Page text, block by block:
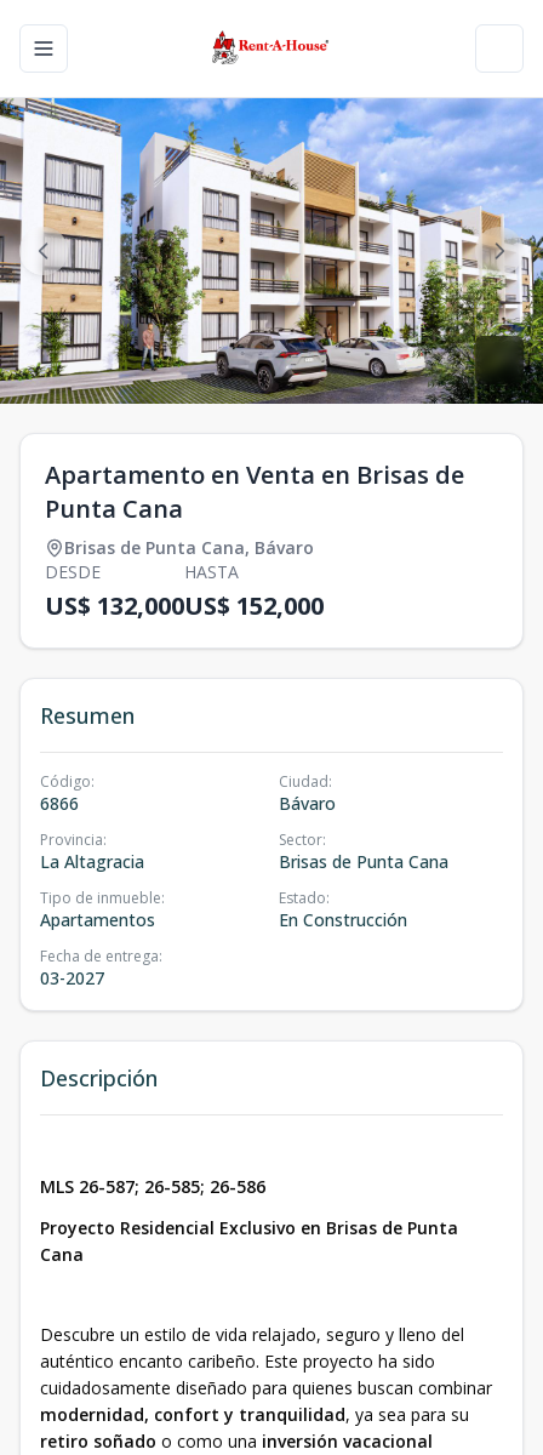
Toggle navigation menu
Apartamento en Venta en Brisas de
Punta Cana
Brisas de Punta Cana, Bávaro
DESDE
US$ 132,000
HASTA
US$ 152,000
Resumen
Código:
6866
Ciudad:
Bávaro
Provincia:
La Altagracia
Sector:
Brisas de Punta Cana
Tipo de inmueble:
Apartamentos
Estado:
En Construcción
Fecha de entrega:
03-2027
Descripción
MLS 26-587; 26-585; 26-586
Proyecto Residencial Exclusivo en Brisas de Punta
Cana
Descubre un estilo de vida relajado, seguro y lleno del
auténtico encanto caribeño. Este proyecto ha sido
cuidadosamente diseñado para quienes buscan combinar
modernidad, confort y tranquilidad, ya sea para su
retiro soñado o como una inversión vacacional